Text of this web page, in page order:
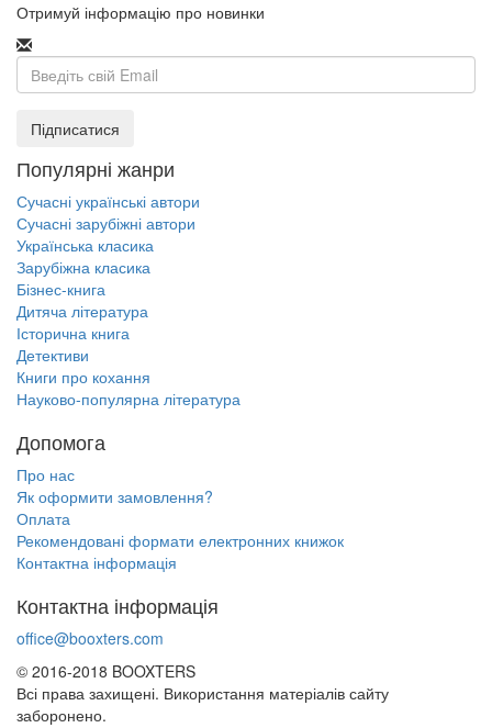
Отримуй інформацію про новинки
Email
Підписатися
Популярні жанри
Сучасні українські автори
Сучасні зарубіжні автори
Українська класика
Зарубіжна класика
Бізнес-книга
Дитяча література
Історична книга
Детективи
Книги про кохання
Науково-популярна література
Допомога
Про нас
Як оформити замовлення?
Оплата
Рекомендовані формати електронних книжок
Контактна інформація
Контактна інформація
office@booxters.com
© 2016-2018 BOOXTERS
Всі права захищені. Використання матеріалів сайту
заборонено.